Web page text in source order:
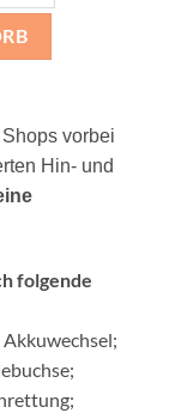
vorbei
Hin- und
folgende